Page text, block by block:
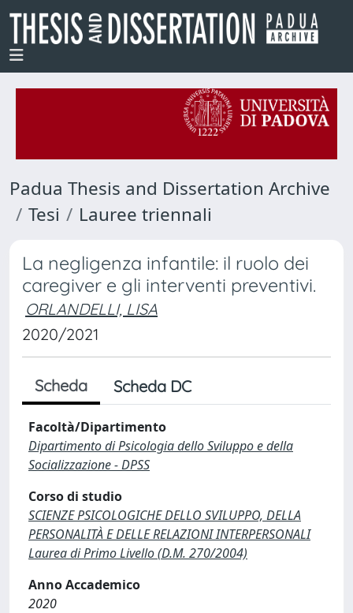
Padua Thesis and Dissertation Archive
Tesi
Lauree triennali
La negligenza infantile: il ruolo dei
caregiver e gli interventi preventivi.
ORLANDELLI, LISA
2020/2021
Scheda Scheda DC
Facoltà/Dipartimento
Dipartimento di Psicologia dello Sviluppo e della
Socializzazione - DPSS
Corso di studio
SCIENZE PSICOLOGICHE DELLO SVILUPPO, DELLA
PERSONALITÀ E DELLE RELAZIONI INTERPERSONALI
Laurea di Primo Livello (D.M. 270/2004)
Anno Accademico
2020